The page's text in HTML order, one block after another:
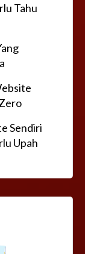
Tahu
Sendiri
Upah